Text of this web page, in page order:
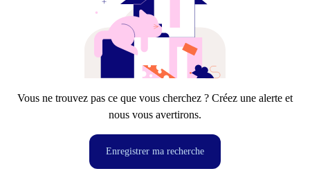
Vous ne trouvez pas ce que vous cherchez ? Créez une alerte et
nous vous avertirons.
Enregistrer ma recherche